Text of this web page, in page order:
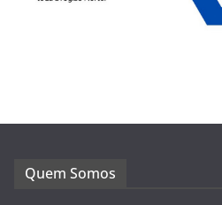
Quem Somos